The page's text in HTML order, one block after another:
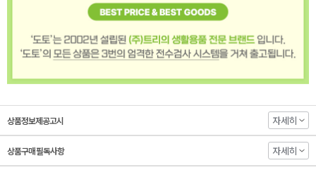
상품정보제공고시 자세히
상품구매 필독사항 자세히